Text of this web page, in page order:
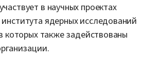
в научных проектах
ядерных исследований
также задействованы